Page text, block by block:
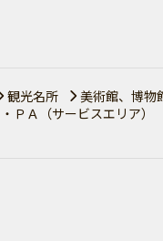
観光名所 美術館、博物
ＰＡ（サービスエリア）